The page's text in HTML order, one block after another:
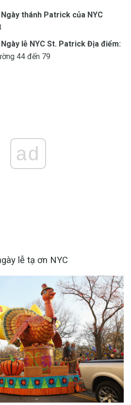
thánh Patrick của NYC
lễ NYC St. Patrick Địa điểm:
44 đến 79
ad
lễ tạ ơn NYC